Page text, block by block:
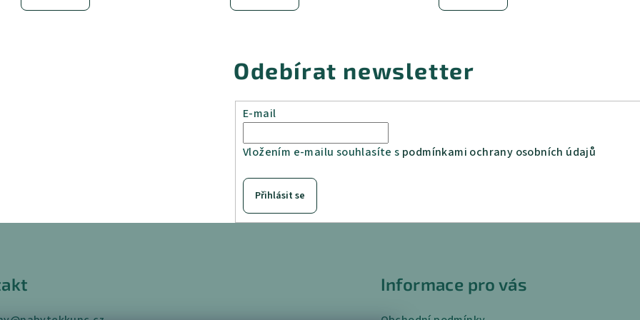
Odebírat newsletter
E-mail
Vložením e-mailu souhlasíte s podmínkami ochrany osobních údajů
Přihlásit se
Informace pro vás